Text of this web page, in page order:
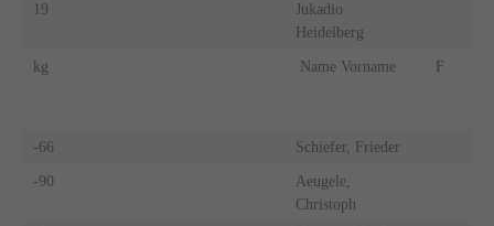
19
Jukadio
Heidelberg
kg Name Vorname F
-66 Schiefer, Frieder
-90
Aeugele,
Christoph